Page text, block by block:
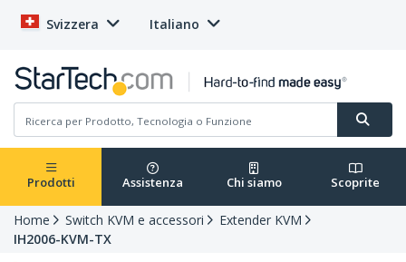
Svizzera Italiano
Prodotti Assistenza Chi siamo Scoprite
Home Switch KVM e accessori
Extender KVM
IH2006-KVM-TX